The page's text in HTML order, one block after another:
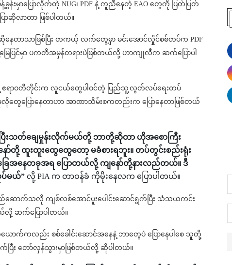
န်းမှာပြောလိုက်တဲ့ NUG၊ PDF နဲ့ ကူညီနေတဲ့ EAO တွေကို ပြတ်ပြတ်
ာဆိုလာတာ ဖြစ်ပါတယ်။
ဆိုနေတာသာဖြစ်ပြီး တကယ့် လက်တွေ့မှာ မင်းအောင်လှိုင်စစ်တပ်က PDF
ြေပြင်မှာ ပကတိအမှန်တရားပဲဖြစ်တယ်လို့ ဟာကျုလီက ဆက်ပြောပါ
ဧရာဝတီတိုင်းက လူငယ်တွေပါဝင်တဲ့ ပြည်သူ့လွတ်လပ်ရေးတပ်
လိုတွေပြောနေတာဟာ အာဏာသိမ်းစကတည်းက ပြောနေတာဖြစ်တယ်
ြီးသတ်ချေမှုန်းလိုက်မယ်တို့ ဘာတို့ဆိုတာ ဟိုအစောကြီး
တို့ ထူးထူးထွေထွေတော့ မခံစားရဘူး။ တပ်တွင်းစည်းရုံး
ေအနေတခုအရ ပြောတယ်လို့ ကျနော်တို့နားလည်တယ်။ ဒီ
ပ်မယ်” လို့ PIA က တာဝန်ခံ ကိုမိုးနေလက ပြောပါတယ်။
ောက်သလို ကျစ်လစ်အောင်ပူးပေါင်းဆောင်ရွက်ပြီး သံသယကင်း
လို့ ဆက်ပြောပါတယ်။
ောက်ကလည်း စစ်ခေါင်းဆောင်အနေနဲ့ ဘာတွေပဲ ပြောနေပါစေ သူတို့
ြီး တော်လှန်သွားမှာဖြစ်တယ်လို့ ဆိုပါတယ်။